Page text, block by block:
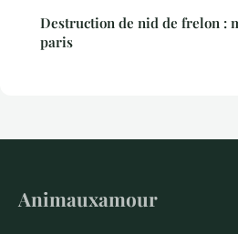
Destruction de nid de frelon :
paris
Animauxamour